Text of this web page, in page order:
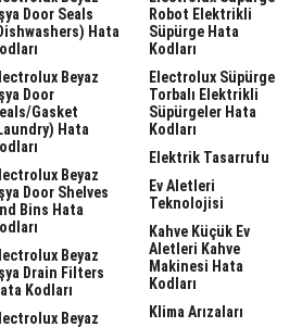
Door Seals
Hata
Beyaz
Door
gasket
Hata
Beyaz
Door Shelves
Bins Hata
Beyaz
Drain Filters
Kodları
Beyaz
Robot Elektrikli
Süpürge Hata
Kodları
Electrolux Süpürge
Torbalı Elektrikli
Süpürgeler Hata
Kodları
Elektrik Tasarrufu
Ev Aletleri
Teknolojisi
Kahve Küçük Ev
Aletleri Kahve
Makinesi Hata
Kodları
Klima Arızaları